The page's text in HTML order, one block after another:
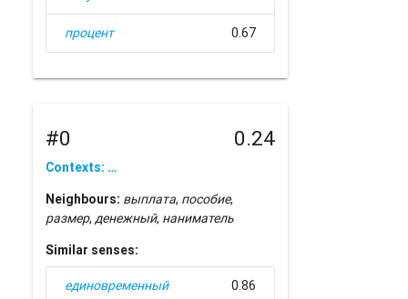
процент 0.67
#0 0.24
Contexts: …
Neighbours: выплата, пособие,
размер,денежный, наниматель
Similar senses:
единовременный 0.86